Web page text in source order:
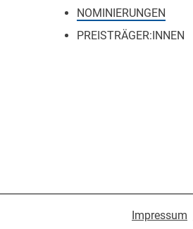
NOMINIERUNGEN
PREISTRÄGER:INNEN
Impressum